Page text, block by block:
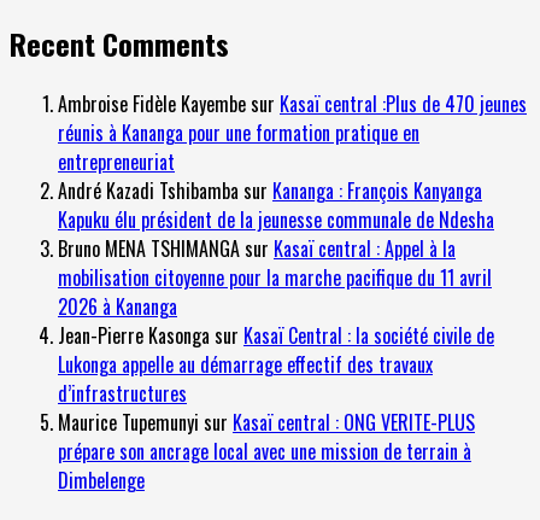
Recent Comments
Ambroise Fidèle Kayembesur Kasaï central :Plus de 470 jeunes
réunis à Kananga pour une formation pratique en
entrepreneuriat
André Kazadi Tshibamba sur Kananga : François Kanyanga
Kapuku élu président de la jeunesse communale de Ndesha
Bruno MENA TSHIMANGAsur Kasaï central : Appel à la
mobilisation citoyenne pour la marche pacifique du 11 avril
2026 à Kananga
Jean-Pierre Kasonga sur Kasaï Central : la société civile de
Lukonga appelle au démarrage effectif des travaux
d’infrastructures
Maurice Tupemunyi sur Kasaï central : ONG VERITE-PLUS
prépare son ancrage local avec une mission de terrain à
Dimbelenge